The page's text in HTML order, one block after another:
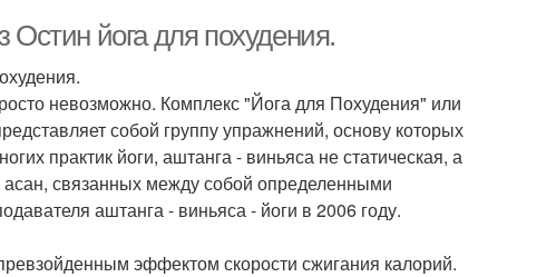
йога для похудения.
невозможно. Комплекс "Йога для Похудения" или
собой группу упражнений, основу которых
практик йоги, аштанга - виньяса не статическая, а
асан, связанных между собой определенными
аштанга - виньяса - йоги в 2006 году.
эффектом скорости сжигания калорий.